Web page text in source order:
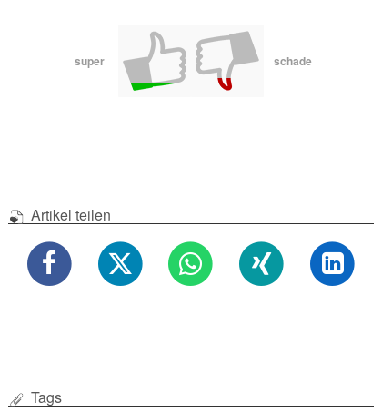
super schade
Artikel teilen
Tags